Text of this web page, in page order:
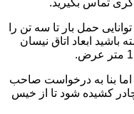
تماس بگیرید.
2 تن است اما توانایی حمل بار تا سه تن را
باشید ابعاد اتاق نیسان
اما بنا به درخواست صاحب
کشیده شود تا از خیس